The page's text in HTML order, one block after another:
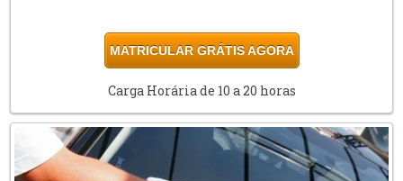
MATRICULAR GRÁTIS AGORA
Carga Horária de 10 a 20 horas